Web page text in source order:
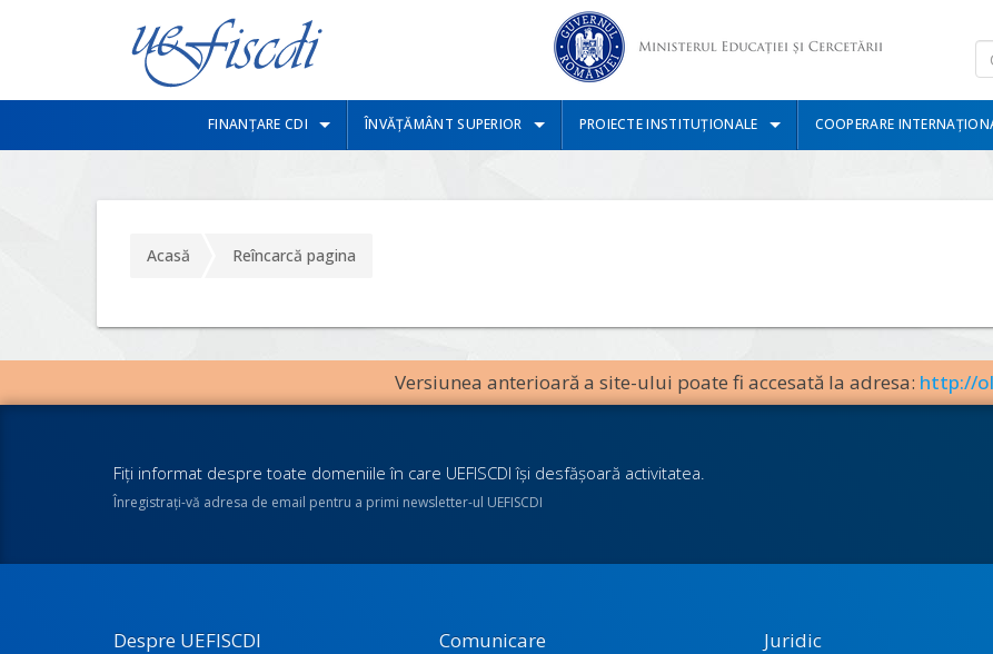
FINANȚARE CDI ÎNVĂȚĂMÂNT SUPERIOR PROIECTE INSTITUȚIONALE COOPERARE
Acasă Reîncarcă pagina
Versiunea anterioară a site-ului poate fi accesată la adresa: http://
Fiţi informat despre toate domeniile în care UEFISCDI îşi desfăşoară activitatea.
Înregistraţi-vă adresa de email pentru a primi newsletter-ul UEFISCDI
Despre UEFISCDI Comunicare Juridic